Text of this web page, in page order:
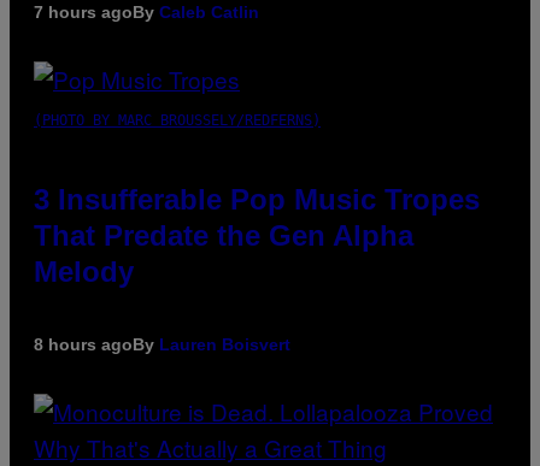
7 hours agoBy Caleb Catlin
(PHOTO BY MARC BROUSSELY/REDFERNS)
3 Insufferable Pop Music Tropes
That Predate the Gen Alpha
Melody
8 hours agoBy Lauren Boisvert